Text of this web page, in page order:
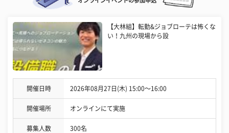
【大林組】転勤&ジョブローテは怖くな
い！九州の現場から設
開催日時 2026年08月27日(木) 15:00〜16:00
開催場所 オンラインにて実施
募集人数 300名